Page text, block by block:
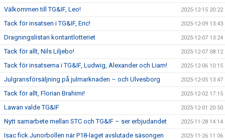
Välkommen till TG&IF, Leo! 2025-12-15 20:22
Tack för insatsen i TG&IF, Eric! 2025-12-09 13:43
Dragningslistan kontantlotteriet 2025-12-07 13:24
Tack för allt, Nils Liljebo! 2025-12-07 08:12
Tack för insatserna i TG&IF, Ludwig, Alexander och Liam! 2025-12-06 10:15
Julgransförsäljning på julmarknaden – och Ulvesborg 2025-12-05 13:47
Tack för allt, Florian Brahimi! 2025-12-02 17:15
Lawan valde TG&IF 2025-12-01 20:50
Nytt samarbete mellan STC och TG&IF – ser erbjudandet 2025-11-28 14:14
Isac fick Junorbollen när P18-laget avslutade säsongen 2025-11-26 11:06